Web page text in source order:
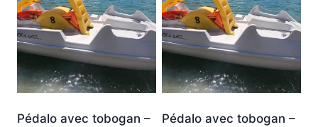
Pédalo avec tobogan –
Pédalo avec tobogan –